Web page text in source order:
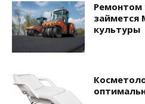
Ремонтом
займется
культуры